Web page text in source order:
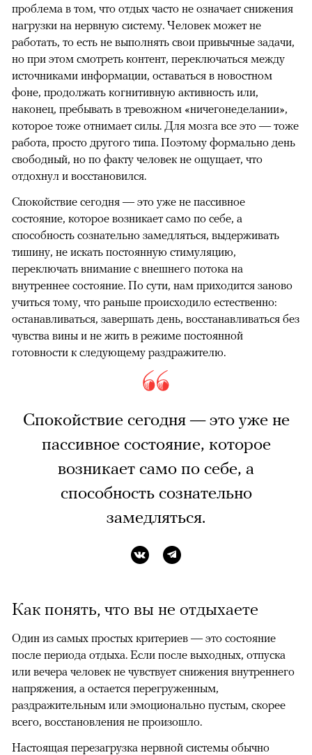
проблема в том, что отдых часто не означает снижения
нагрузки на нервную систему. Человек может не
работать, то есть не выполнять свои привычные задачи,
но при этом смотреть контент, переключаться между
источниками информации, оставаться в новостном
фоне, продолжать когнитивную активность или,
наконец, пребывать в тревожном «ничегонеделании»,
которое тоже отнимает силы. Для мозга все это — тоже
работа, просто другого типа. Поэтому формально день
свободный, но по факту человек не ощущает, что
отдохнул и восстановился.
Спокойствие сегодня — это уже не пассивное
состояние, которое возникает само по себе, а
способность сознательно замедляться, выдерживать
тишину, не искать постоянную стимуляцию,
переключать внимание с внешнего потока на
внутреннее состояние. По сути, нам приходится заново
учиться тому, что раньше происходило естественно:
останавливаться, завершать день, восстанавливаться без
чувства вины и не жить в режиме постоянной
готовности к следующему раздражителю.
Спокойствие сегодня — это уже не
пассивное состояние, которое
возникает само по себе, а
способность сознательно
замедляться.
Как понять, что вы не отдыхаете
Один из самых простых критериев — это состояние
после периода отдыха. Если после выходных, отпуска
или вечера человек не чувствует снижения внутреннего
напряжения, а остается перегруженным,
раздражительным или эмоционально пустым, скорее
всего, восстановления не произошло.
Настоящая перезагрузка нервной системы обычно